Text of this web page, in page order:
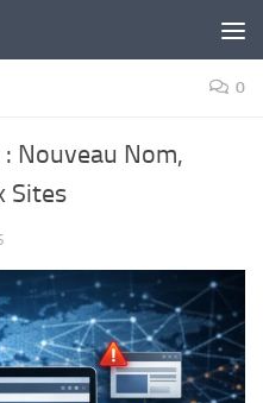
0
Nouveau Nom,
Sites